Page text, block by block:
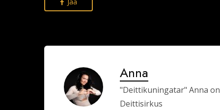
Anna
"Deittikuningatar" Anna
Deittisirkus